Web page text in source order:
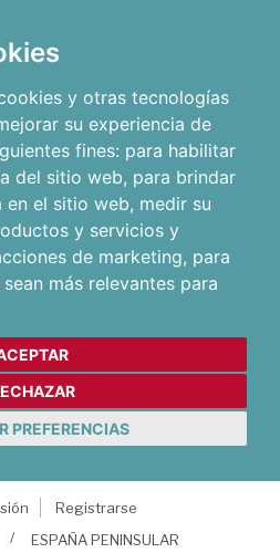
y otras tecnologías
su experiencia de
fines: para habilitar
del sitio web, para brindar
en el sitio web, medir su
y servicios y
de marketing, para
más relevantes para
PREFERENCIAS
Registrarse
ESPAÑA PENINSULAR